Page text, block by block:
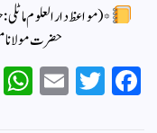
حضرت مولانا
Fa
T
E